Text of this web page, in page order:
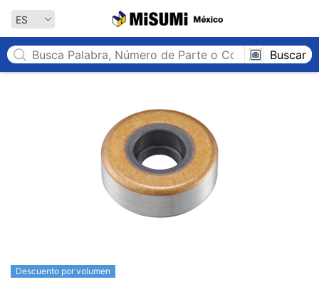
ES
Buscar
Descuento por volumen